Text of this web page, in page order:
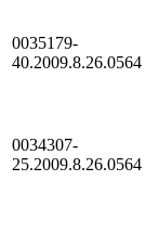
0035179-
40.2009.8.26.0564
0034307-
25.2009.8.26.0564